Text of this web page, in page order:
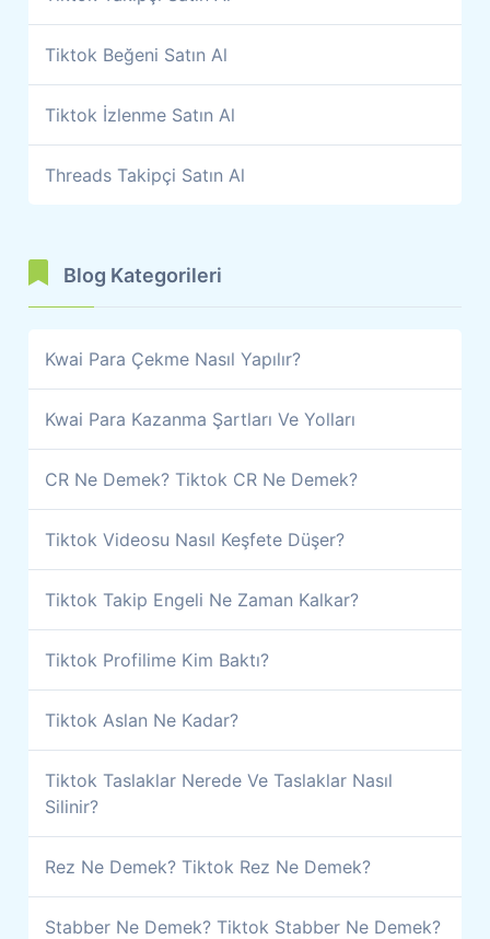
Tiktok Beğeni Satın Al
Tiktok İzlenme Satın Al
Threads Takipçi Satın Al
Blog Kategorileri
Kwai Para Çekme Nasıl Yapılır?
Kwai Para Kazanma Şartları Ve Yolları
CR Ne Demek? Tiktok CR Ne Demek?
Tiktok Videosu Nasıl Keşfete Düşer?
Tiktok Takip Engeli Ne Zaman Kalkar?
Tiktok Profilime Kim Baktı?
Tiktok Aslan Ne Kadar?
Tiktok Taslaklar Nerede Ve Taslaklar Nasıl
Silinir?
Rez Ne Demek? Tiktok Rez Ne Demek?
Stabber Ne Demek? Tiktok Stabber Ne Demek?